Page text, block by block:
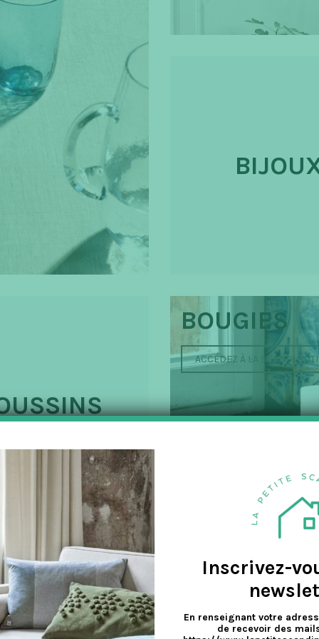
BOUGIES
ACCÉDEZ À LA SCANDI
Inscrivez-
En renseignant votre
de recevoir des